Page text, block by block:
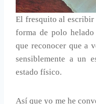
El fresquito al
forma de polo
que reconocer que a
sensiblemente a un
estado físico.
Así que yo me he